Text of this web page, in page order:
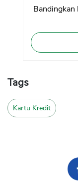
Bandingkan
Tags
Kartu Kredit